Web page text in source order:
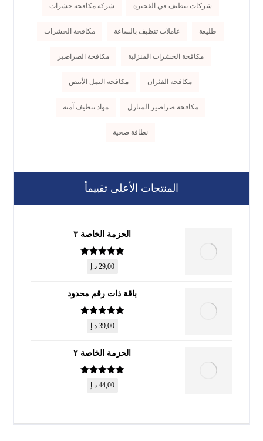
شركات تنظيف في الفجيرة شركة مكافحة حشرات
طليعة عاملات تنظيف بالساعة مكافحة الحشرات
مكافحة الحشرات المنزلية مكافحة الصراصير
مكافحة الفئران مكافحة النمل الأبيض
مكافحة صراصير المنازل مواد تنظيف آمنة
نظافة صحية
المنتجات الأعلى تقييماً
الحزمة الخاصة ٣
تم التقييم
من 5
29,00 د.إ
باقة ذات رقم محدود
تم التقييم
من 5
39,00 د.إ
الحزمة الخاصة ٢
تم التقييم
من 5
44,00 د.إ